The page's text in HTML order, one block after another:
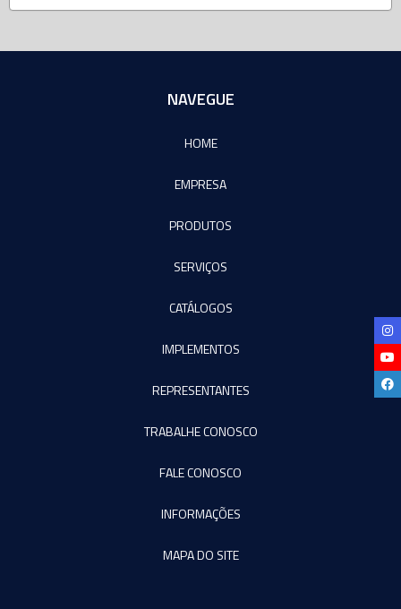
NAVEGUE
HOME
EMPRESA
PRODUTOS
SERVIÇOS
CATÁLOGOS
IMPLEMENTOS
REPRESENTANTES
TRABALHE CONOSCO
FALE CONOSCO
INFORMAÇÕES
MAPA DO SITE